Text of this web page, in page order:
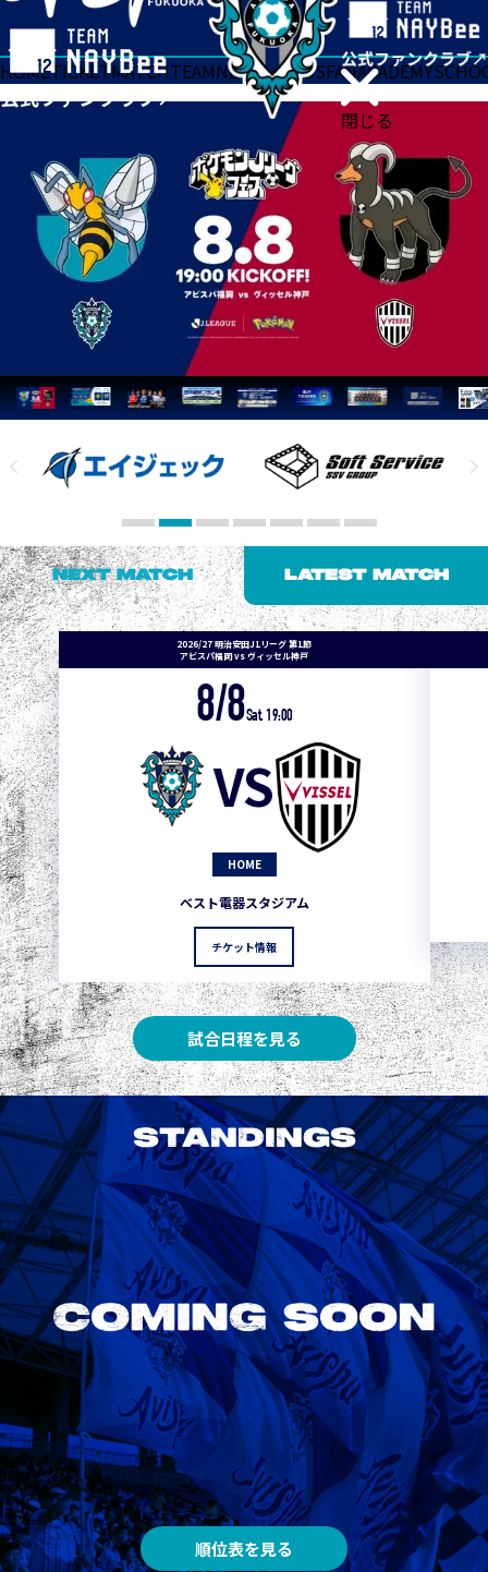
閉じる
HOMETICKETMATCHTEAMNEWSGOODSFANACADEMY
NEXT MATCH LATEST MATCH
2026/27 明治安田J1リーグ 第1節
アビスパ福岡 vs ヴィッセル神戸
8/8Sat. 19:00
VS
HOME
ベスト電器スタジアム
チケット情報
試合日程を見る
STANDINGS
順位表を見る